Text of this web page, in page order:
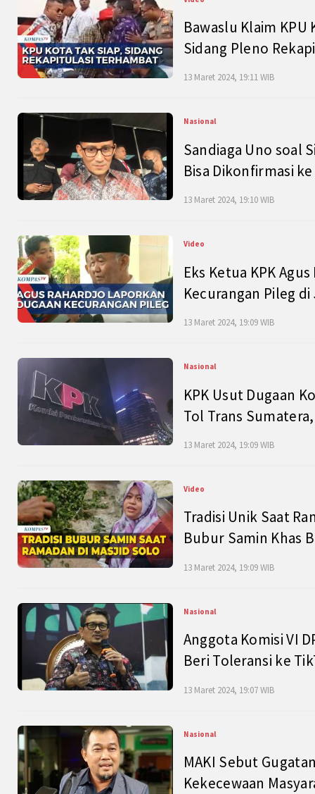
Bawaslu Klaim
Sidang Pleno
13 Maret 2024, 19:11 WIB
Nasional
Sandiaga Uno soal
Bisa Dikonfirmasi
13 Maret 2024, 19:10 WIB
Video
Eks Ketua KPK
Kecurangan Pileg
13 Maret 2024, 19:09 WIB
Nasional
KPK Usut Dugaan
Tol Trans
13 Maret 2024, 19:09 WIB
Video
Tradisi Unik Saat
Bubur Samin Khas
13 Maret 2024, 19:09 WIB
Nasional
Anggota Komisi VI
Beri Toleransi ke
13 Maret 2024, 19:07 WIB
Nasional
MAKI Sebut
Kekecewaan